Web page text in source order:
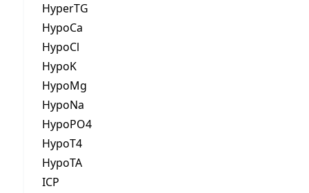
HyperTG
HypoCa
HypoCl
HypoK
HypoMg
HypoNa
HypoPO4
HypoT4
HypoTA
ICP